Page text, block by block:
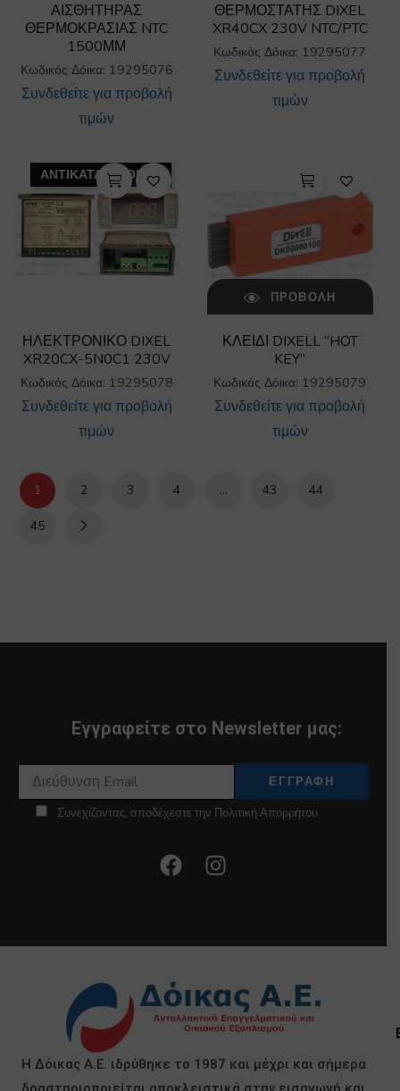
ΑΙΣΘΗΤΗΡΑΣ
ΘΕΡΜΟΚΡΑΣΙΑΣ NTC
1500ΜΜ
Κωδικός Δόικα: 19295076
Συνδεθείτε για προβολή
τιμών
ΘΕΡΜΟΣΤΑΤΗΣ DIXEL
XR40CX 230V NTC/PTC
Κωδικός Δόικα: 19295077
Συνδεθείτε για προβολή
τιμών
ΑΝΤΙΚΑΤΑΣΤΑΘΗΚΕ
ΗΛΕΚΤΡΟΝΙΚΟ DIXEL
XR20CX-5N0C1 230V
Κωδικός Δόικα: 19295078
Συνδεθείτε για προβολή
τιμών
ΠΡΟΒΟΛΉ
ΚΛΕΙΔΙ DIXELL “HOT
KEY”
Κωδικός Δόικα: 19295079
Συνδεθείτε για προβολή
τιμών
1 2 3 4 … 43 44
45
Εγγραφείτε στο Newsletter μας:
Συνεχίζοντας, αποδέχεστε την Πολιτική Απορρήτου
Η Δόικας Α.Ε. ιδρύθηκε το 1987 και μέχρι και σήμερα